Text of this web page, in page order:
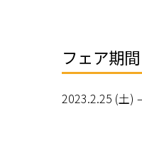
フェア期間
2023.2.25 (土)